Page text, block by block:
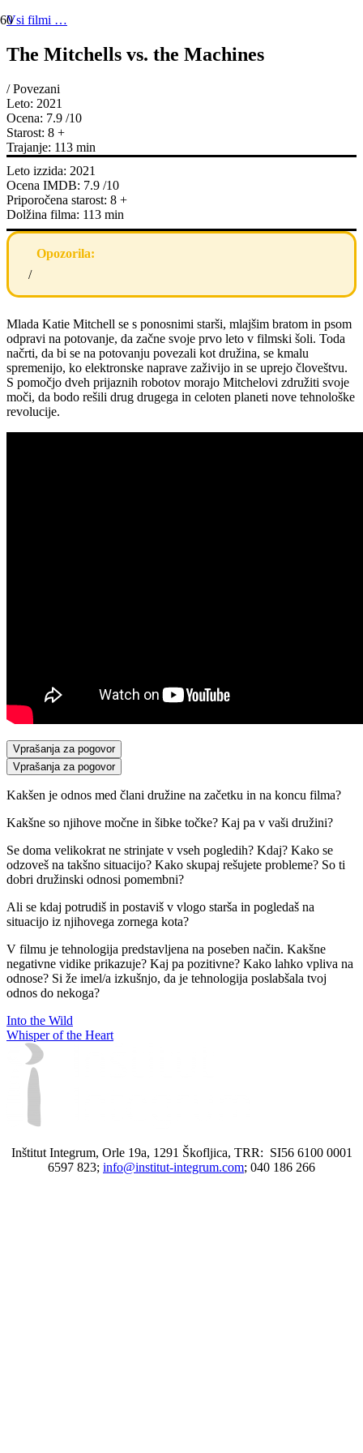
Vsi filmi …
The Mitchells vs. the Machines
/Povezani
Leto: 2021
Ocena: 7.9 /10
Starost: 8 +
Trajanje: 113 min
Leto izzida: 2021
Ocena IMDB: 7.9 /10
Priporočena starost: 8 +
Dolžina filma: 113 min
Opozorila:
/
Mlada Katie Mitchell se s ponosnimi starši, mlajšim bratom in psom
odpravi na potovanje, da začne svoje prvo leto v filmski šoli. Toda
načrti, da bi se na potovanju povezali kot družina, se kmalu
spremenijo, ko elektronske naprave zaživijo in se uprejo človeštvu.
S pomočjo dveh prijaznih robotov morajo Mitchelovi združiti svoje
moči, da bodo rešili drug drugega in celoten planeti nove tehnološke
revolucije.
Vprašanja za pogovor
Vprašanja za pogovor
Kakšen je odnos med člani družine na začetku in na koncu filma?
Kakšne so njihove močne in šibke točke? Kaj pa v vaši družini?
Se doma velikokrat ne strinjate v vseh pogledih? Kdaj? Kako se
odzoveš na takšno situacijo? Kako skupaj rešujete probleme? So ti
dobri družinski odnosi pomembni?
Ali se kdaj potrudiš in postaviš v vlogo starša in pogledaš na
situacijo iz njihovega zornega kota?
V filmu je tehnologija predstavljena na poseben način. Kakšne
negativne vidike prikazuje? Kaj pa pozitivne? Kako lahko vpliva na
odnose? Si že imel/a izkušnjo, da je tehnologija poslabšala tvoj
odnos do nekoga?
Into the Wild
Whisper of the Heart
Inštitut Integrum, Orle 19a, 1291 Škofljica, TRR: SI56 6100 0001
6597 823; info@institut-integrum.com; 040 186 266